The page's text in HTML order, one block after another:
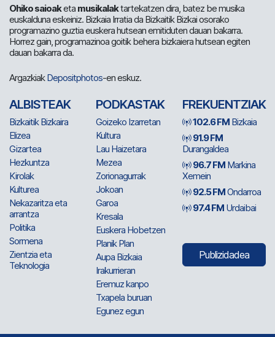
Ohiko saioaketa musikalaktartekatzen dira, batez be musika
euskalduna eskeiniz. Bizkaia Irratia da Bizkaitik Bizkai osorako
programazino guztia euskera hutsean emitiduten dauan bakarra.
Horrez gain, programazinoa goitik behera bizkaiera hutsean egiten
dauan bakarra da.
ArgazkiakDepositphotos-en eskuz.
ALBISTEAK
Bizkaitik Bizkaira
Elizea
Gizartea
Hezkuntza
Kirolak
Kulturea
Nekazaritza eta
arrantza
Politika
Sormena
Zientzia eta
Teknologia
PODKASTAK
Goizeko Izarretan
Kultura
Lau Haizetara
Mezea
Zorionagurrak
Jokoan
Garoa
Kresala
Euskera Hobetzen
Planik Plan
Aupa Bizkaia
Irakurrieran
Eremuz kanpo
Txapela buruan
Egunez egun
FREKUENTZIAK
102.6 FM Bizkaia
91.9 FM
Durangaldea
96.7 FM Markina
Xemein
92.5 FMOndarroa
97.4 FM Urdaibai
Publizidadea